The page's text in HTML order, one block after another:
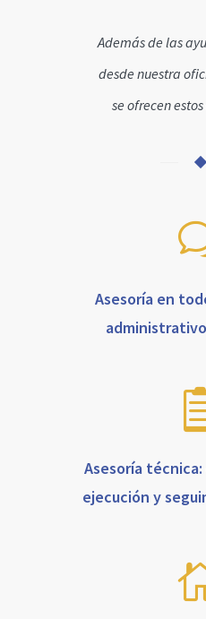
Además de las
desde nuestra
se ofrecen
Asesoría en
Asesoría
ejecución y